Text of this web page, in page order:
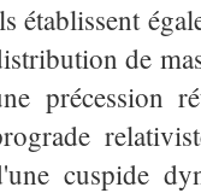
établissent
de
précession
cuspide